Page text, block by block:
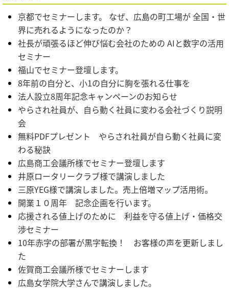
京都でセミナーします。 なぜ、広島の町工場が 全国・世
界に売れるようになったのか？
社長が頑張るほど伸び悩む会社のための AIと数字の活用
セミナー
福山でセミナー登壇します。
8年前の自分と、小1の自分に胸を張れる仕事を
法人設立8周年記念キャンペーンのお知らせ
やらされ社員が、自ら動く社員に変わる会社づくり説明
会
無料PDFプレゼント やらされ社員が自ら動く社員に変
わる秘訣
広島商工会議所様でセミナー登壇します
井原ロータリークラブ様で講演しました
三原YEG様で講演しました。売上倍増マップ活用術。
開業１０周年 記念企画を行います。
応援される値上げのために 利益を守る値上げ・価格交
渉セミナー
10年赤字の部署が黒字転換！ お客様の声を更新しまし
た
佐賀商工会議所様でセミナーします
広島女学院大学さんで講演しました。